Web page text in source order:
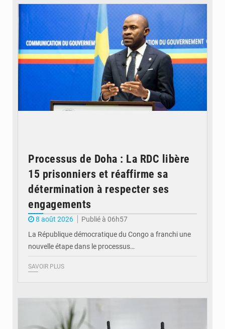
Processus de Doha : La RDC libère
15 prisonniers et réaffirme sa
détermination à respecter ses
engagements
8 août 2026
Publié à 06h57
La République démocratique du Congo a franchi une
nouvelle étape dans le processus…
SAVOIR PLUS